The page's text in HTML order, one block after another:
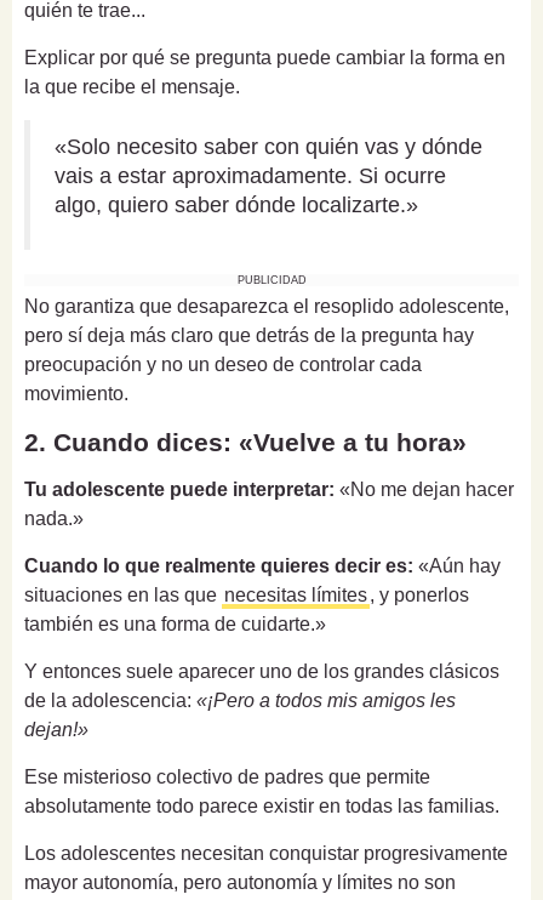
quién te trae...
Explicar por qué se pregunta puede cambiar la forma en
la que recibe el mensaje.
«Solo necesito saber con quién vas y dónde
vais a estar aproximadamente. Si ocurre
algo, quiero saber dónde localizarte.»
PUBLICIDAD
No garantiza que desaparezca el resoplido adolescente,
pero sí deja más claro que detrás de la pregunta hay
preocupación y no un deseo de controlar cada
movimiento.
2. Cuando dices: «Vuelve a tu hora»
Tu adolescente puede interpretar: «No me dejan hacer
nada.»
Cuando lo que realmente quieres decir es: «Aún hay
situaciones en las que necesitas límites, y ponerlos
también es una forma de cuidarte.»
Y entonces suele aparecer uno de los grandes clásicos
de la adolescencia: «¡Pero a todos mis amigos les
dejan!»
Ese misterioso colectivo de padres que permite
absolutamente todo parece existir en todas las familias.
Los adolescentes necesitan conquistar progresivamente
mayor autonomía, pero autonomía y límites no son